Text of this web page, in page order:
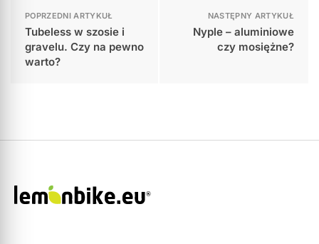
POPRZEDNI ARTYKUŁ
Tubeless w szosie i
gravelu. Czy na pewno
warto?
NASTĘPNY ARTYKUŁ
Nyple – aluminiowe
czy mosiężne?